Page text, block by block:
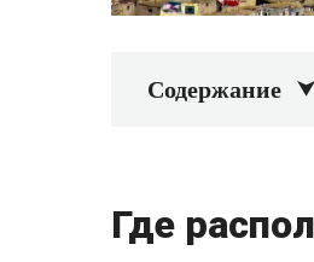
Содержание
Где